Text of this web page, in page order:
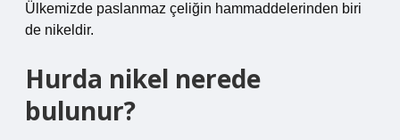
Ülkemizde paslanmaz çeliğin hammaddelerinden biri
de nikeldir.
Hurda nikel nerede
bulunur?